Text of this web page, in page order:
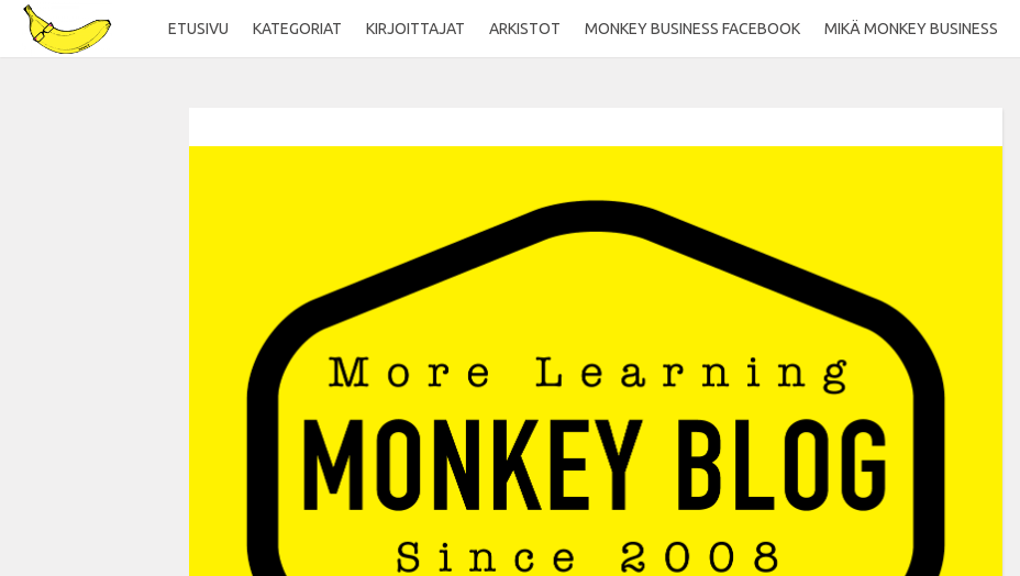
ETUSIVU KATEGORIAT KIRJOITTAJAT ARKISTOT MONKEY BUSINESS FACEBOOK MIKÄ MONKEY BUSINESS